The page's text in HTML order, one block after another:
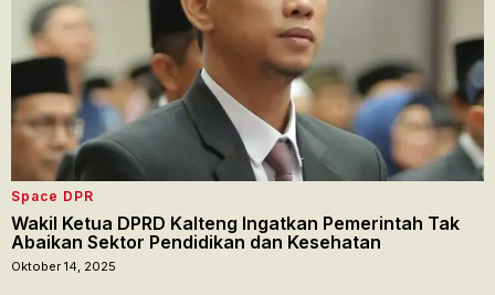
Space DPR
Wakil Ketua DPRD Kalteng Ingatkan Pemerintah Tak
Abaikan Sektor Pendidikan dan Kesehatan
Oktober 14, 2025